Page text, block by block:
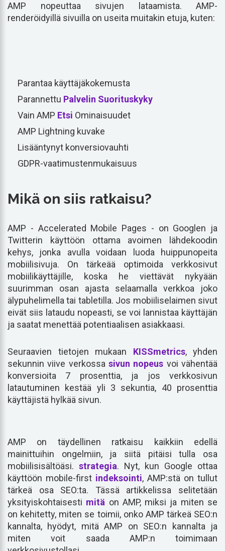
AMP nopeuttaa sivujen lataamista. AMP-
renderöidyillä sivuilla on useita muitakin etuja, kuten:
Parantaa käyttäjäkokemusta
Parannettu Palvelin Suorituskyky
Vain AMP Etsi Ominaisuudet
AMP Lightning kuvake
Lisääntynyt konversiovauhti
GDPR-vaatimustenmukaisuus
Mikä on siis ratkaisu?
AMP - Accelerated Mobile Pages - on Googlen ja
Twitterin käyttöön ottama avoimen lähdekoodin
kehys, jonka avulla voidaan luoda huippunopeita
mobiilisivuja. On tärkeää optimoida verkkosivut
mobiilikäyttäjille, koska he viettävät nykyään
suurimman osan ajasta selaamalla verkkoa joko
älypuhelimella tai tabletilla. Jos mobiiliselaimen sivut
eivät siis lataudu nopeasti, se voi lannistaa käyttäjän
ja saatat menettää potentiaalisen asiakkaasi.
Seuraavien tietojen mukaan KISSmetrics, yhden
sekunnin viive verkossa sivun nopeus voi vähentää
konversioita 7 prosenttia, ja jos verkkosivun
latautuminen kestää yli 3 sekuntia, 40 prosenttia
käyttäjistä hylkää sivun.
AMP on täydellinen ratkaisu kaikkiin edellä
mainittuihin ongelmiin, ja siitä pitäisi tulla osa
mobiilisisältöäsi. strategia. Nyt, kun Google ottaa
käyttöön mobile-first indeksointi, AMP:stä on tullut
tärkeä osa SEO:ta. Tässä artikkelissa selitetään
yksityiskohtaisesti mitä on AMP, miksi ja miten se
on kehitetty, miten se toimii, onko AMP tärkeä SEO:n
kannalta, hyödyt, mitä AMP on SEO:n kannalta ja
miten voit saada AMP:n toimimaan